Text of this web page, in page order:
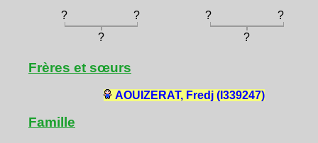
? ? ?
?
?
?
Frères et sœurs
AOUIZERAT, Fredj (I339247)
Famille